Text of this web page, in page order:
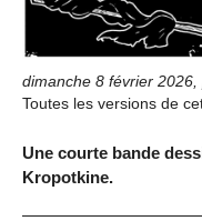
dimanche 8 février 2026,
Toutes les versions de
Une courte bande
Kropotkine.